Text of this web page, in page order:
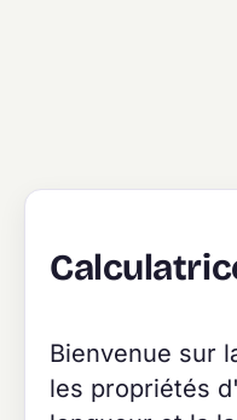
Bienvenue sur
les propriétés